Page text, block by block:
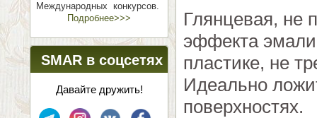
Международных конкурсов.
Подробнее>>>
SMAR в соцсетях
Давайте дружить!
Глянцевая, не
эффекта эмали
пластике, не
Идеально
поверхностях.